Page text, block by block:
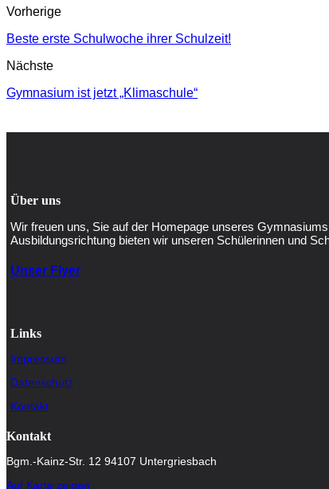
Vorherige
Beste erste Schulwoche ihrer Schulzeit!
Nächste
Gymnasium ist jetzt „Klimaschule“
Über uns
Wir freuen uns, Sie auf der Homepage unseres
Ausbildungsrichtung bieten wir unseren Schülerinnen und
Unser Flyer
Links
Impressum
Datenschutz
Kontakt
Kontakt
Bgm.-Kainz-Str. 12 94107 Untergriesbach
Auf Karte zeigen